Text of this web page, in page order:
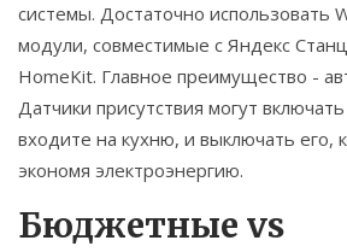
системы. Достаточно использовать
модули, совместимые с Яндекс
HomeKit. Главное преимущество -
Датчики присутствия могут
входите на кухню, и выключать его,
экономя электроэнергию.
Бюджетные vs